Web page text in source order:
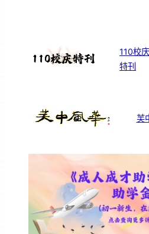
110校庆
特刊
芙